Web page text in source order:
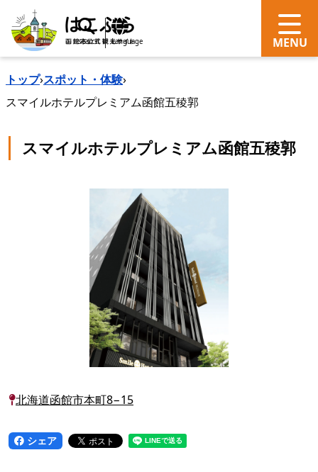
search Language
トップ›スポット・体験›
スマイルホテルプレミアム函館五稜郭
スマイルホテルプレミアム函館五稜郭
北海道函館市本町8−15
シェア